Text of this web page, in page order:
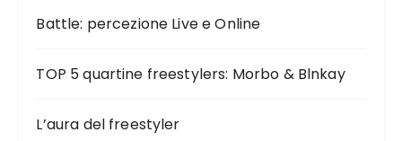
Battle: percezione Live e Online
TOP 5 quartine freestylers: Morbo & Blnkay
L’aura del freestyler